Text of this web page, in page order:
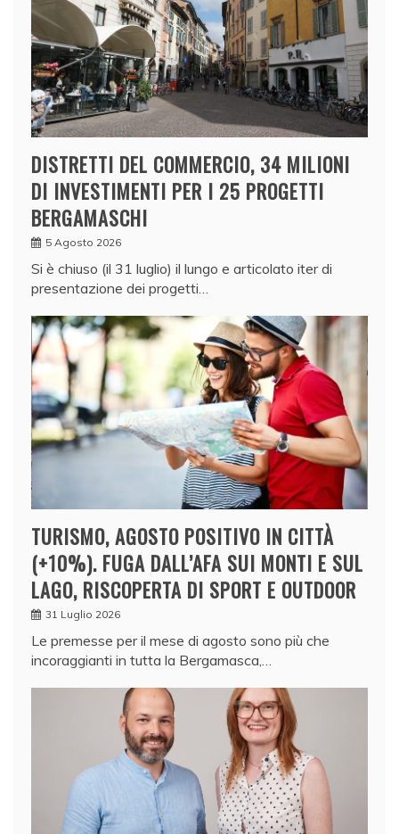
DISTRETTI DEL COMMERCIO, 34 MILIONI
DI INVESTIMENTI PER I 25 PROGETTI
BERGAMASCHI
5 Agosto 2026
Si è chiuso (il 31 luglio) il lungo e articolato iter di
presentazione dei progetti…
TURISMO, AGOSTO POSITIVO IN CITTÀ
(+10%). FUGA DALL’AFA SUI MONTI E SUL
LAGO, RISCOPERTA DI SPORT E OUTDOOR
31 Luglio 2026
Le premesse per il mese di agosto sono più che
incoraggianti in tutta la Bergamasca,…